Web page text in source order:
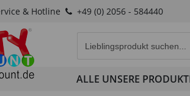
& Hotline +49 (0) 2056 - 584440
ALLE UNSERE